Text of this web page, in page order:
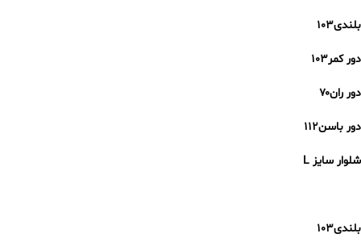
بلندی۱۰۳
دور کمر۱۰۳
دور ران۷۰
دور باسن۱۱۲
شلوار سایز L
بلندی۱۰۳